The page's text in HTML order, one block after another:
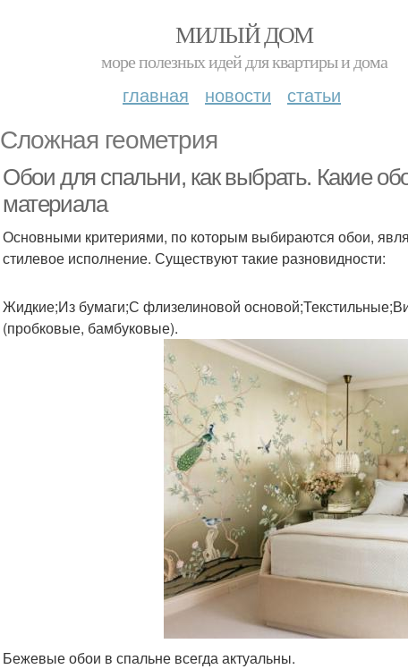
МИЛЫЙ ДОМ
море полезных идей для квартиры и дома
главная новости статьи
Сложная геометрия
Обои для спальни, как выбрать. Какие
материала
Основными критериями, по которым выбираются обои,
стилевое исполнение. Существуют такие разновидности:
Жидкие;Из бумаги;С флизелиновой
(пробковые, бамбуковые).
Бежевые обои в спальне всегда актуальны.